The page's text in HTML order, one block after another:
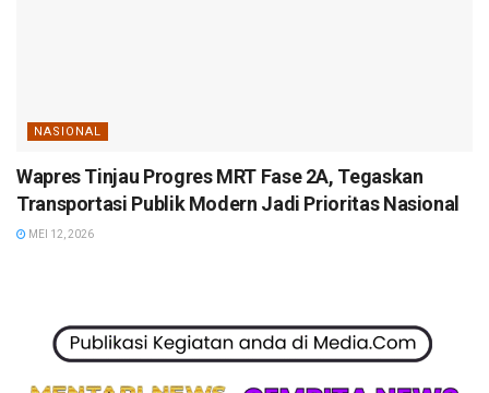
NASIONAL
Wapres Tinjau Progres MRT Fase 2A, Tegaskan
Transportasi Publik Modern Jadi Prioritas Nasional
MEI 12, 2026